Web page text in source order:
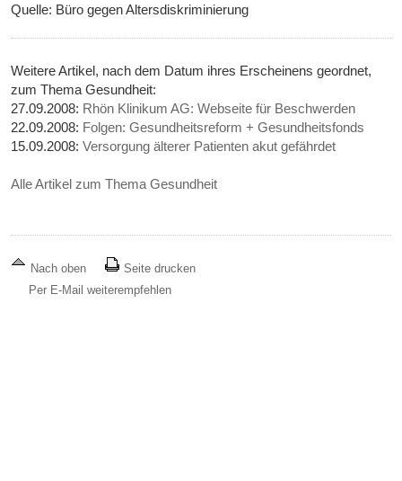
Quelle: Büro gegen Altersdiskriminierung
Weitere Artikel, nach dem Datum ihres Erscheinens geordnet,
zum Thema Gesundheit:
27.09.2008: Rhön Klinikum AG: Webseite für Beschwerden
22.09.2008: Folgen: Gesundheitsreform + Gesundheitsfonds
15.09.2008:Versorgung älterer Patienten akut gefährdet
Alle Artikel zum Thema Gesundheit
Nach oben
Seite drucken
Per E-Mail weiterempfehlen